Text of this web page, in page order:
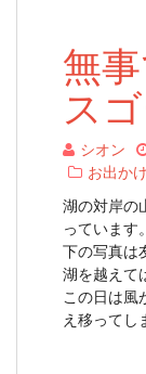
無
ス
シオン
お出かけ
湖の対岸の
っています。
下の写真は
湖を越えて
この日は風
え移ってし